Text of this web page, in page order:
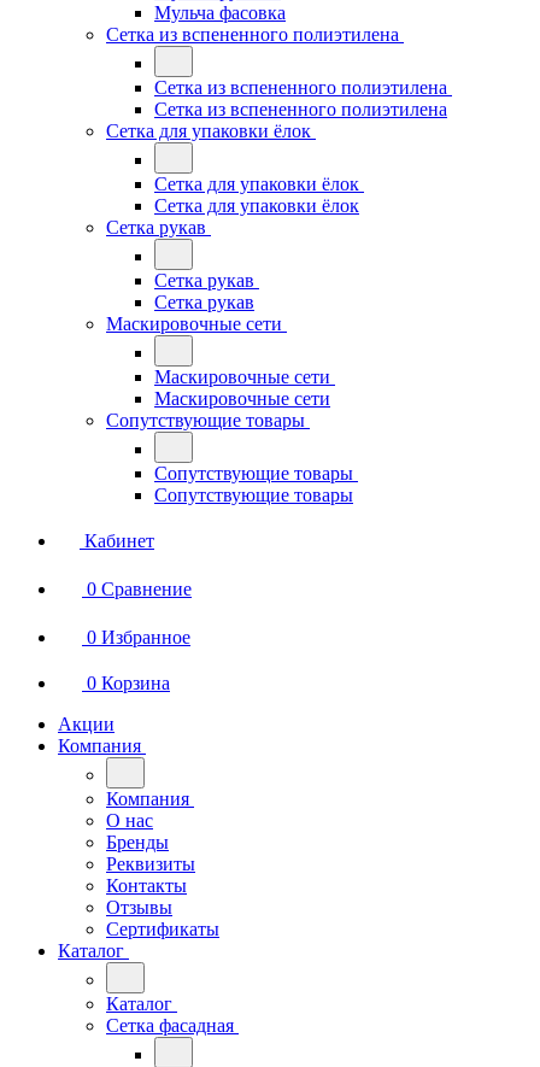
Мульча фасовка
Сетка из вспененного полиэтилена
Сетка из вспененного полиэтилена
Сетка из вспененного полиэтилена
Сетка для упаковки ёлок
Сетка для упаковки ёлок
Сетка для упаковки ёлок
Сетка рукав
Сетка рукав
Сетка рукав
Маскировочные сети
Маскировочные сети
Маскировочные сети
Сопутствующие товары
Сопутствующие товары
Сопутствующие товары
Кабинет
0 Сравнение
0 Избранное
0 Корзина
Акции
Компания
Компания
О нас
Бренды
Реквизиты
Контакты
Отзывы
Сертификаты
Каталог
Каталог
Сетка фасадная